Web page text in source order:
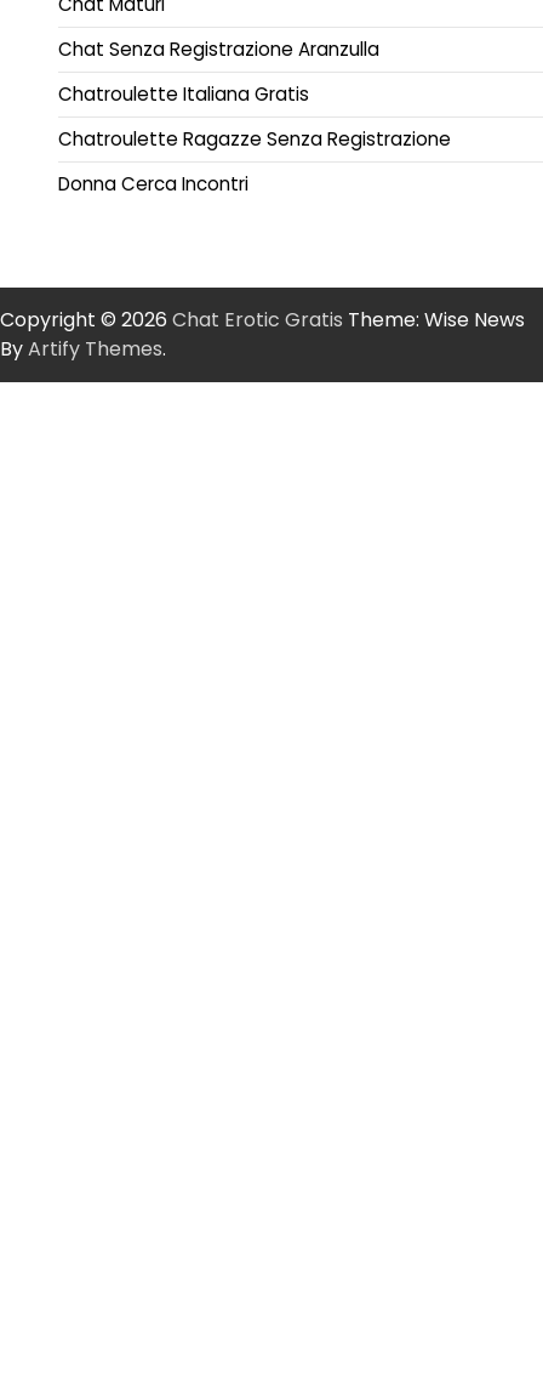
Chat Senza Registrazione Aranzulla
Chatroulette Italiana Gratis
Chatroulette Ragazze Senza Registrazione
Donna Cerca Incontri
Copyright © 2026 Chat Erotic Gratis Theme: Wise News
ByArtify Themes.